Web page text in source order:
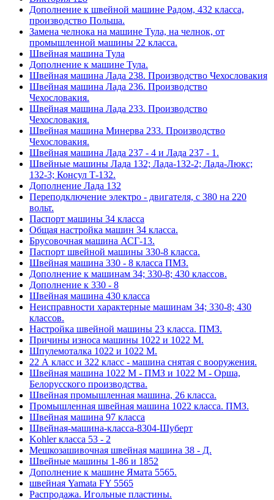
Дополнение к швейной машине Радом, 432 класса,
производство Польша.
Замена челнока на машине Тула, на челнок, от
промышленной машины 22 класса.
Швейная машина Тула
Дополнение к машине Тула.
Швейная машина Лада 238. Производство Чехословакия
Швейная машина Лада 236. Производство
Чехословакия.
Швейная машина Лада 233. Производство
Чехословакия.
Швейная машина Минерва 233. Производство
Чехословакия.
Швейная машина Лада 237 - 4 и Лада 237 - 1.
Швейные машины Лада 132; Лада-132-2; Лада-Люкс;
132-3; Консул Т-132.
Дополнение Лада 132
Переподключение электро - двигателя, с 380 на 220
вольт.
Паспорт машины 34 класса
Общая настройка машин 34 класса.
Брусовочная машина АСГ-13.
Паспорт швейной машины 330-8 класса.
Швейная машина 330 - 8 класса ПМЗ.
Дополнение к машинам 34; 330-8; 430 классов.
Дополнение к 330 - 8
Швейная машина 430 класса
Неисправности характерные машинам 34; 330-8; 430
классов.
Настройка швейной машины 23 класса. ПМЗ.
Причины износа машины 1022 и 1022 М.
Шпулемоталка 1022 и 1022 М.
22 А класс и 322 класс - машина снятая с вооружения.
Швейная машина 1022 М - ПМЗ и 1022 М - Орша,
Белорусского производства.
Швейная промышленная машина, 26 класса.
Промышленная швейная машина 1022 класса. ПМЗ.
Швейная машина 97 класса
Швейная-машина-класса-8304-Шуберт
Kohler класса 53 - 2
Мешкозашивочная швейная машина 38 - Д.
Швейные машины 1-86 и 1852
Дополнение к машине Ямата 5565.
швейная Yamata FY 5565
Распродажа. Игольные пластины.